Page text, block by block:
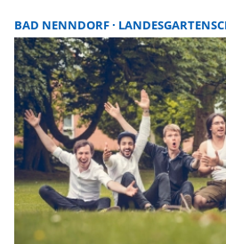
BAD NENNDORF